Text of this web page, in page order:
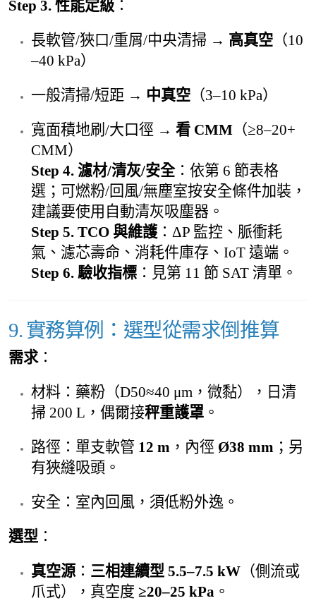
Step 3. 性能定級 ：
長軟管/狹口/重屑/中央清掃 → 高真空 （10
–40 kPa）
一般清掃/短距 → 中真空 （3–10 kPa）
寬面積地刷/大口徑 → 看 CMM （≥8–20+
CMM）
Step 4. 濾材/清灰/安全：依第 6 節表格
選；可燃粉/回風/無塵室按安全條件加裝，
建議要使用自動清灰吸塵器。
Step 5. TCO 與維護 ：ΔP 監控、脈衝耗
氣、濾芯壽命、消耗件庫存、IoT 遠端。
Step 6. 驗收指標 ：見第 11 節 SAT 清單。
9. 實務算例：選型從需求倒推算
需求：
材料：藥粉（D50≈40 μm，微黏），日清
掃 200 L，偶爾接秤重護罩 。
路徑：單支軟管 12 m ，內徑 Ø38 mm ；另
有狹縫吸頭。
安全：室內回風，須低粉外逸。
選型 ：
真空源 ： 三相連續型 5.5–7.5 kW （側流或
爪式），真空度 ≥20–25 kPa 。